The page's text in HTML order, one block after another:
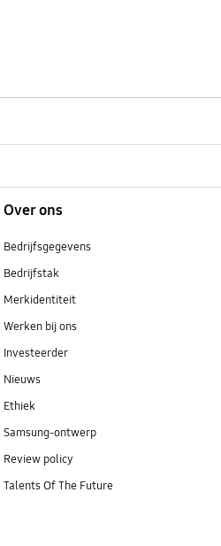
Over ons
Bedrijfsgegevens
Bedrijfstak
Merkidentiteit
Werken bij ons
Investeerder
Nieuws
Ethiek
Samsung-ontwerp
Review policy
Talents Of The Future